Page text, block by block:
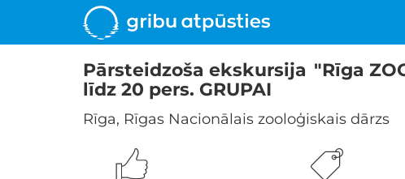
Pārsteidzoša ekskursija "Rīga
līdz 20 pers. GRUPAI
Rīga, Rīgas Nacionālais zooloģiskais dārzs